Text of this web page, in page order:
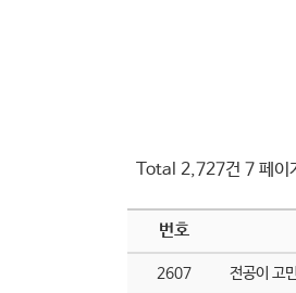
Total 2,727건 7 페이
번호
2607 전공이 고